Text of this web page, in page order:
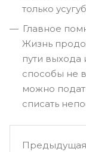
только
Главное
Жизнь
пути
способы не
можно
списать
Предыдущая